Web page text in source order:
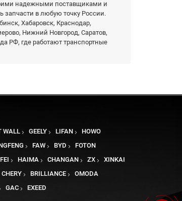
надежными поставщиками и
запчасти в любую точку России.
Хабаровск, Краснодар,
Нижний Новгород, Саратов,
РФ, где работают транспортные
WALL GEELY LIFAN
HOWO
FAW BYD
FOTON
HAIMA CHANGAN ZX
XINKAI
CHERY BRILLIANCE
OMODA
GAC EXEED